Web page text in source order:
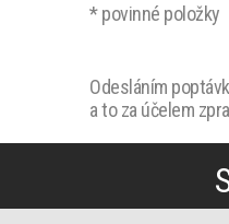
* povinné položky
Odesláním
a to za účelem